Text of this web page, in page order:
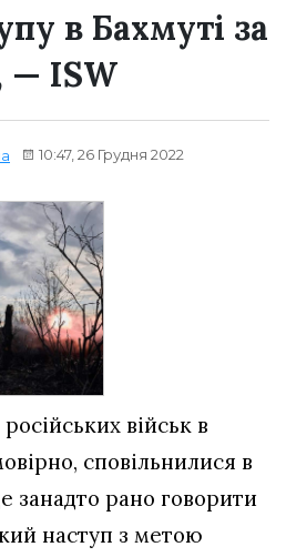
в Бахмуті за
— ISW
10:47, 26 Грудня 2022
військ в
сповільнилися в
занадто рано говорити
наступ з метою